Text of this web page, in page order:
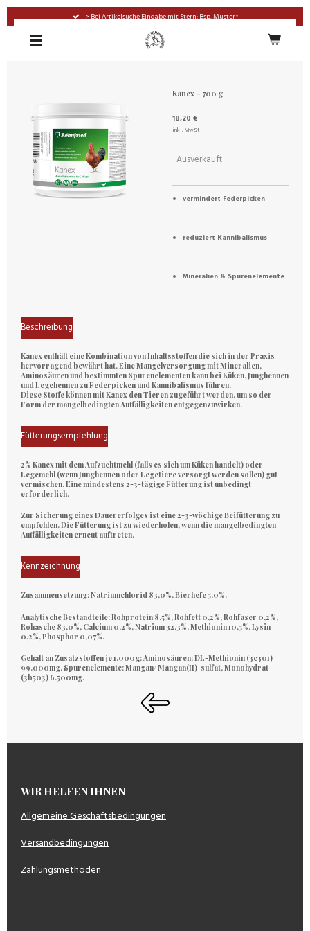
springen
-> Bei Artikelsuche Eingabe mit Stern: Bsp. Muster*
Kanex – 700 g
18,20 €
inkl. MwSt
Ausverkauft
vermindert Federpicken
reduziert Kannibalismus
Mineralien & Spurenelemente
Beschreibung
Kanex enthält eine Kombination von Inhaltsstoffen die sich in der Praxis
hervorragend bewährt hat. Eine Mangelversorgung mit Mineralien,
Aminosäuren und bestimmten Spurenelementen kann bei Küken, Junghennen
und Legehennen zu Federpicken und Kannibalismus führen.
Diese Stoffe können mitKanex den Tieren zugeführt werden, um so der
Form der mangelbedingten Auffälligkeiten entgegenzuwirken.
Fütterungsempfehlung
2% Kanex mit dem Aufzuchtmehl (falls es sich um Küken handelt) oder
Legemehl (wenn Junghennen oder Legetiere versorgt werden sollen) gut
vermischen. Eine mindestens 2-3-tägige Fütterung ist unbedingt
erforderlich.
Zur Sicherung eines Dauererfolges ist eine 2-3-wöchige Beifütterung zu
empfehlen. Die Fütterung ist zu wiederholen, wenn die mangelbedingten
Auffälligkeiten erneut auftreten.
Kennzeichnung
Zusammensetzung:Natriumchlorid 83,0%, Bierhefe 5,0%.
Analytische Bestandteile:Rohprotein 8,5%, Rohfett 0,2%, Rohfaser 0,2%,
Rohasche 83,0%, Calcium 0,2%, Natrium 32,3%, Methionin 10,5%, Lysin
0,2%, Phosphor 0,07%.
Gehalt an Zusatzstoffen je 1.000g: Aminosäuren:DL-Methionin (3c301)
99.000mg. Spurenelemente:Mangan/ Mangan(II)-sulfat, Monohydrat
(3b503) 6.500mg.
WIR HELFEN IHNEN
Allgemeine Geschäftsbedingungen
Versandbedingungen
Zahlungsmethoden